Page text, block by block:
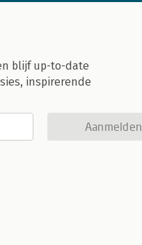
blijf up-to-date
inspirerende
Aanmelden